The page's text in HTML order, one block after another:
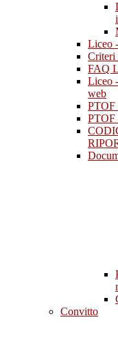
Liceo
Criteri
FAQ
Liceo
web
PTOF
Convitto